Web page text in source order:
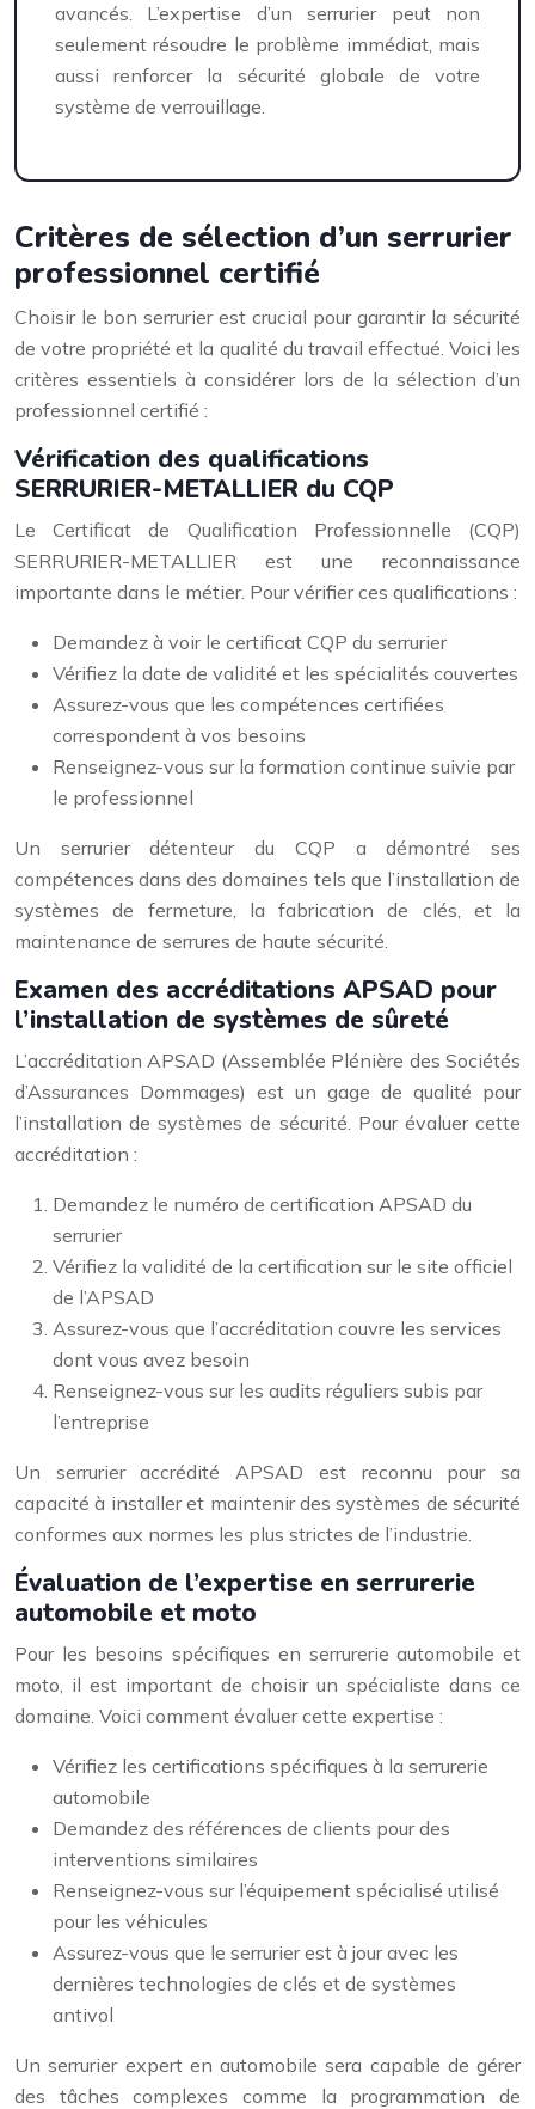
avancés. L’expertise d’un serrurier peut non
seulement résoudre le problème immédiat, mais
aussi renforcer la sécurité globale de votre
système de verrouillage.
Critères de sélection d’un serrurier
professionnel certifié
Choisir le bon serrurier est crucial pour garantir la sécurité
de votre propriété et la qualité du travail effectué. Voici les
critères essentiels à considérer lors de la sélection d’un
professionnel certifié :
Vérification des qualifications
SERRURIER-METALLIER du CQP
Le Certificat de Qualification Professionnelle (CQP)
SERRURIER-METALLIER est une reconnaissance
importante dans le métier. Pour vérifier ces qualifications :
Demandez à voir le certificat CQP du serrurier
Vérifiez la date de validité et les spécialités couvertes
Assurez-vous que les compétences certifiées
correspondent à vos besoins
Renseignez-vous sur la formation continue suivie par
le professionnel
Un serrurier détenteur du CQP a démontré ses
compétences dans des domaines tels que l’installation de
systèmes de fermeture, la fabrication de clés, et la
maintenance de serrures de haute sécurité.
Examen des accréditations APSAD pour
l’installation de systèmes de sûreté
L’accréditation APSAD (Assemblée Plénière des Sociétés
d’Assurances Dommages) est un gage de qualité pour
l’installation de systèmes de sécurité. Pour évaluer cette
accréditation :
Demandez le numéro de certification APSAD du
serrurier
Vérifiez la validité de la certification sur le site officiel
de l’APSAD
Assurez-vous que l’accréditation couvre les services
dont vous avez besoin
Renseignez-vous sur les audits réguliers subis par
l’entreprise
Un serrurier accrédité APSAD est reconnu pour sa
capacité à installer et maintenir des systèmes de sécurité
conformes aux normes les plus strictes de l’industrie.
Évaluation de l’expertise en serrurerie
automobile et moto
Pour les besoins spécifiques en serrurerie automobile et
moto, il est important de choisir un spécialiste dans ce
domaine. Voici comment évaluer cette expertise :
Vérifiez les certifications spécifiques à la serrurerie
automobile
Demandez des références de clients pour des
interventions similaires
Renseignez-vous sur l’équipement spécialisé utilisé
pour les véhicules
Assurez-vous que le serrurier est à jour avec les
dernières technologies de clés et de systèmes
antivol
Un serrurier expert en automobile sera capable de gérer
des tâches complexes comme la programmation de